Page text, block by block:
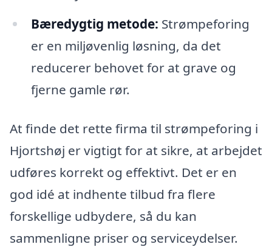
Bæredygtig metode: Strømpeforing
er en miljøvenlig løsning, da det
reducerer behovet for at grave og
fjerne gamle rør.
At finde det rette firma til strømpeforing i
Hjortshøj er vigtigt for at sikre, at arbejdet
udføres korrekt og effektivt. Det er en
god idé at indhente tilbud fra flere
forskellige udbydere, så du kan
sammenligne priser og serviceydelser.